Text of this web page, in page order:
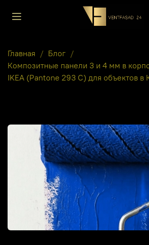
Главная
Блог
Композитные панели 3 и 4 мм в
IKEA (Pantone 293 C) для объектов в